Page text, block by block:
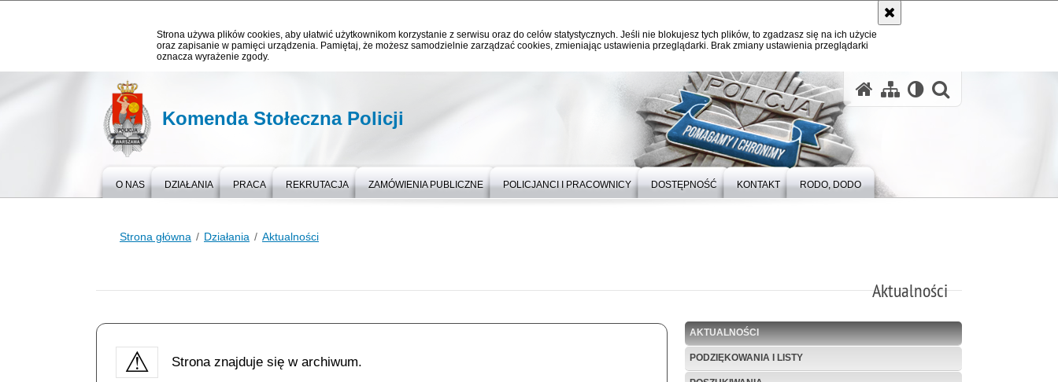
Strona używa plików cookies, aby ułatwić użytkownikom korzystanie z serwisu oraz do celów statystycznych. Jeśli nie blokujesz tych plików, to zgadzasz się na ich użycie
oraz zapisanie w pamięci urządzenia. Pamiętaj, że możesz samodzielnie zarządzać cookies, zmieniając ustawienia przeglądarki. Brak zmiany ustawienia przeglądarki
oznacza wyrażenie zgody.
Komenda Stołeczna Policji
O NAS DZIAŁANIA PRACA REKRUTACJA ZAMÓWIENIA PUBLICZNE POLICJANCI I PRACOWNICY DOSTĘPNOŚĆ KONTAKT RODO, DODO
Strona główna Działania Aktualności
Aktualności
Strona znajduje się w archiwum.
AKTUALNOŚCI
PODZIĘKOWANIA I LISTY